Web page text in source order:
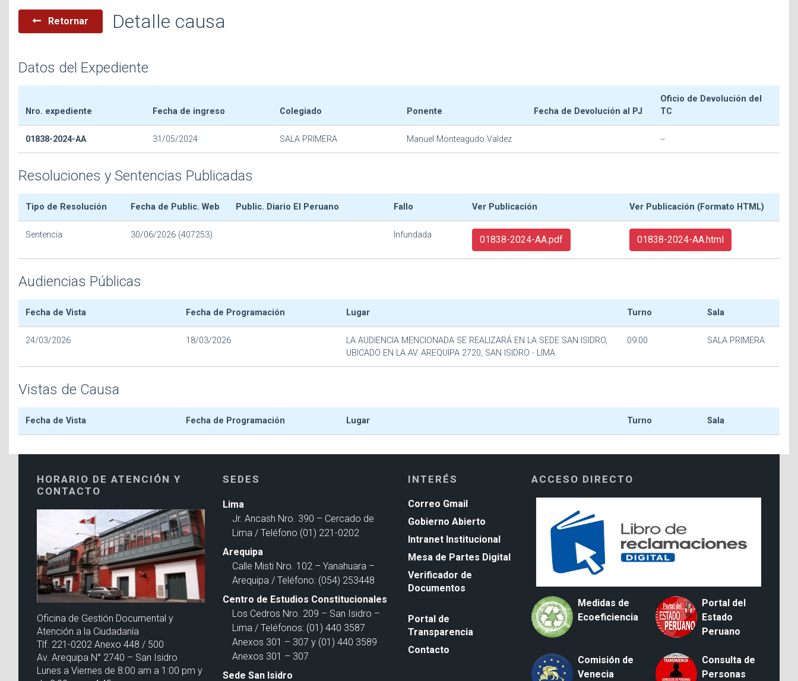
Retornar Detalle causa
Datos del Expediente
Nro. expediente Fecha de ingreso Colegiado Ponente Fecha de Devolución al PJ
Oficio de Devolución del
TC
01838-2024-AA 31/05/2024 SALA PRIMERA Manuel Monteagudo Valdez --
Resoluciones y Sentencias Publicadas
Tipo de Resolución Fecha de Public. Web Public. Diario El Peruano Fallo Ver Publicación Ver Publicación (Formato HTML)
Sentencia 30/06/2026 (407253) Infundada 01838-2024-AA.pdf 01838-2024-AA.html
Audiencias Públicas
Fecha de Vista Fecha de Programación Lugar Turno Sala
24/03/2026 18/03/2026
LA AUDIENCIA MENCIONADA SE REALIZARÁ EN LA SEDE SAN ISIDRO,
UBICADO EN LA AV. AREQUIPA 2720, SAN ISIDRO - LIMA.
09:00 SALA PRIMERA
Vistas de Causa
Fecha de Vista Fecha de Programación Lugar Turno Sala
HORARIO DE ATENCIÓN Y
CONTACTO
Oficina de Gestión Documental y
Atención a la Ciudadanía
Tlf. 221-0202 Anexo 448 / 500
Av. Arequipa N° 2740 – San Isidro
Lunes a Viernes de 8:00 am a 1:00 pm y
SEDES
Lima
Jr. Ancash Nro. 390 – Cercado de
Lima / Teléfono (01) 221-0202
Arequipa
Calle Misti Nro. 102 – Yanahuara –
Arequipa / Teléfono: (054) 253448
Centro de Estudios Constitucionales
Los Cedros Nro. 209 – San Isidro –
Lima / Teléfonos: (01) 440 3587
Anexos 301 – 307 y (01) 440 3589
Anexos 301 – 307
Sede San Isidro
INTERÉS
Correo Gmail
Gobierno Abierto
Intranet Institucional
Mesa de Partes Digital
Verificador de
Documentos
Portal de
Transparencia
Contacto
ACCESO DIRECTO
Medidas de
Ecoeficiencia
Portal del
Estado
Peruano
Comisión de
Venecia
Consulta de
Personas